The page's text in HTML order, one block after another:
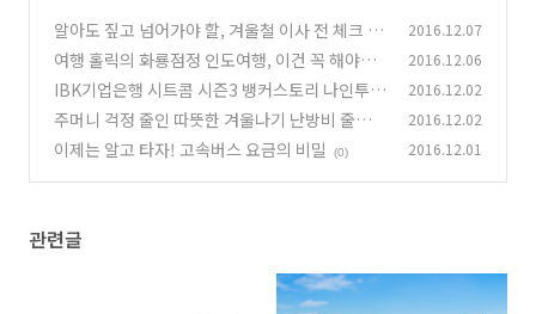
알아도 짚고 넘어가야 할, 겨울철 이사 전 체크 사
항
(0)
2016.12.07
여행 홀릭의 화룡점정 인도여행, 이건 꼭 해야
해!! (0)
2016.12.06
IBK기업은행 시트콤 시즌3 뱅커스토리 나인투포
#2회 출근의 품격
(0)
2016.12.02
주머니 걱정 줄인 따뜻한 겨울나기 난방비 줄이는
보일러 사용법 (0)
2016.12.02
이제는 알고 타자! 고속버스 요금의 비밀 (0) 2016.12.01
관련글